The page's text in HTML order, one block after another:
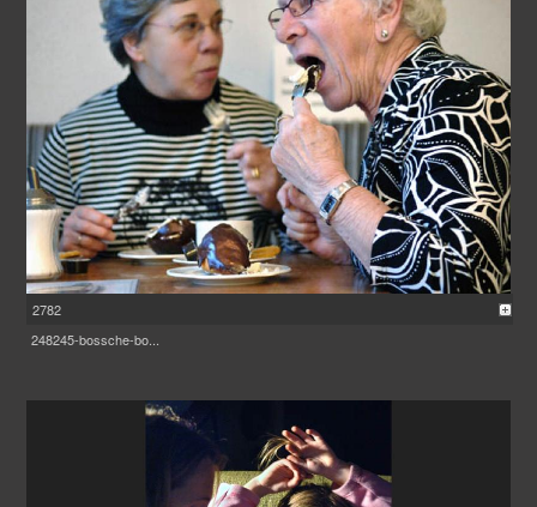
2782
248245-bossche-bo...